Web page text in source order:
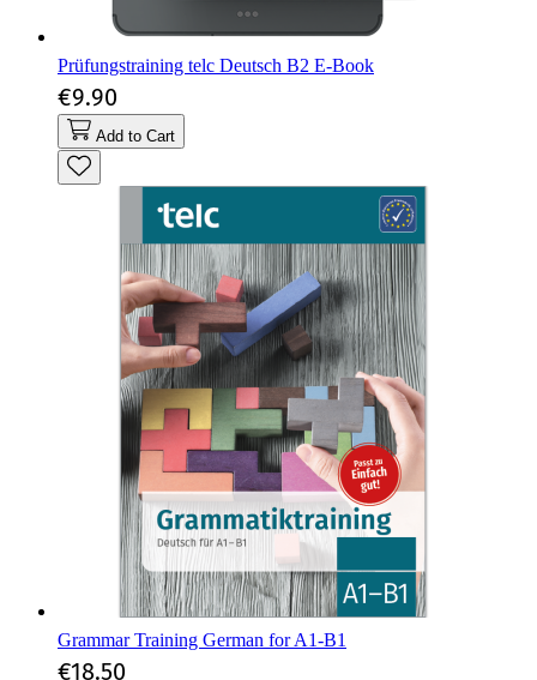
Prüfungstraining telc Deutsch B2 E-Book
€9.90
Add to Cart
Grammar Training German for A1-B1
€18.50